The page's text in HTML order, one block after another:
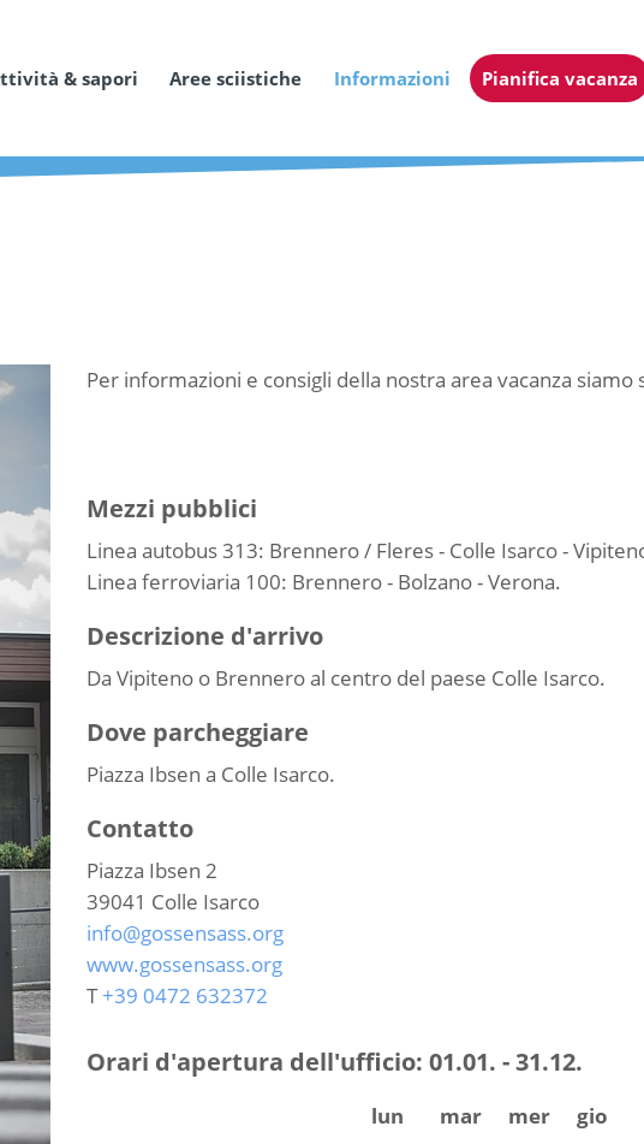
& sapori Aree sciistiche Informazioni Pianifica vacanza
Per informazioni e consigli della nostra area vacanza
Mezzi pubblici
Linea autobus 313: Brennero / Fleres - Colle Isarco -
Linea ferroviaria 100: Brennero - Bolzano - Verona.
Descrizione d'arrivo
Da Vipiteno o Brennero al centro del paese Colle Isarco.
Dove parcheggiare
Piazza Ibsen a Colle Isarco.
Contatto
Piazza Ibsen 2
39041 Colle Isarco
info@gossensass.org
www.gossensass.org
T+39 0472 632372
Orari d'apertura dell'ufficio: 01.01. - 31.12.
lun mar mer gio